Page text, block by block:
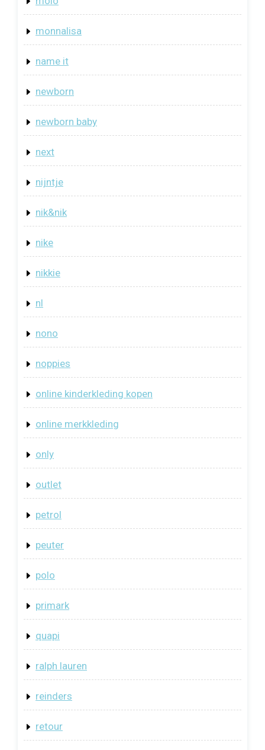
monnalisa
name it
newborn
newborn baby
next
nijntje
nik&nik
nike
nikkie
nl
nono
noppies
online kinderkleding kopen
online merkkleding
only
outlet
petrol
peuter
polo
primark
quapi
ralph lauren
reinders
retour